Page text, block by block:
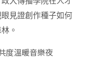
見證創作種子如何
。
度溫暖音樂夜